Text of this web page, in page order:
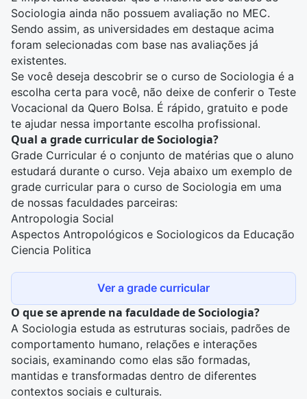
Sociologia ainda não possuem avaliação no MEC.
Sendo assim, as universidades em destaque acima
foram selecionadas com base nas avaliações já
existentes.
Se você deseja descobrir se o curso de Sociologia é a
escolha certa para você, não deixe de conferir o Teste
Vocacional da Quero Bolsa. É rápido, gratuito e pode
te ajudar nessa importante escolha profissional.
Qual a grade curricular de Sociologia?
Grade Curricular é o conjunto de matérias que o aluno
estudará durante o curso. Veja abaixo um exemplo de
grade curricular para o curso de Sociologia em uma
de nossas faculdades parceiras:
Antropologia Social
Aspectos Antropológicos e Sociologicos da Educação
Ciencia Politica
Ver a grade curricular
O que se aprende na faculdade de Sociologia?
A Sociologia estuda as estruturas sociais, padrões de
comportamento humano, relações e interações
sociais, examinando como elas são formadas,
mantidas e transformadas dentro de diferentes
contextos sociais e culturais.